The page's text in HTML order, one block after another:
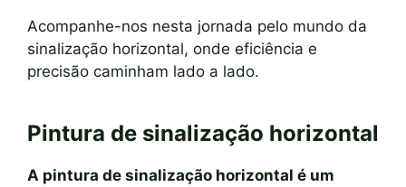
Acompanhe-nos nesta jornada pelo mundo da
sinalização horizontal, onde eficiência e
precisão caminham lado a lado.
Pintura de sinalização horizontal
A pintura de sinalização horizontal é um